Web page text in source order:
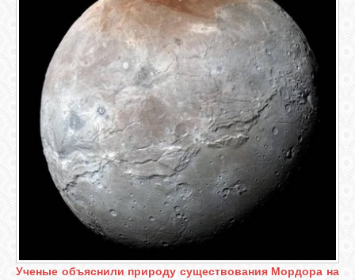
Ученые объяснили природу существования Мордора на